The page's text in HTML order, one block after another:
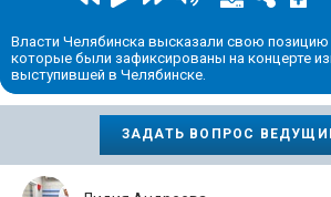
Власти Челябинска высказали свою позицию
которые были зафиксированы на концерте
выступившей в Челябинске.
ЗАДАТЬ ВОПРОС